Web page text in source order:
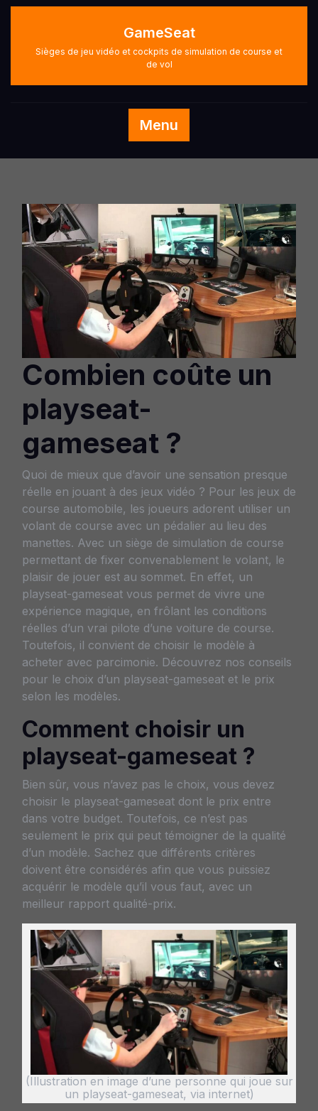
Skip
GameSeat
Sièges de jeu vidéo et cockpits de simulation de course et
de vol
Menu
Combien coûte un
playseat-
gameseat ?
Quoi de mieux que d’avoir une sensation presque
réelle en jouant à des jeux vidéo ? Pour les jeux de
course automobile, les joueurs adorent utiliser un
volant de course avec un pédalier au lieu des
manettes. Avec un siège de simulation de course
permettant de fixer convenablement le volant, le
plaisir de jouer est au sommet. En effet, un
playseat-gameseat vous permet de vivre une
expérience magique, en frôlant les conditions
réelles d’un vrai pilote d’une voiture de course.
Toutefois, il convient de choisir le modèle à
acheter avec parcimonie. Découvrez nos conseils
pour le choix d’un playseat-gameseat et le prix
selon les modèles.
Comment choisir un
playseat-gameseat ?
Bien sûr, vous n’avez pas le choix, vous devez
choisir le playseat-gameseat dont le prix entre
dans votre budget. Toutefois, ce n’est pas
seulement le prix qui peut témoigner de la qualité
d’un modèle. Sachez que différents critères
doivent être considérés afin que vous puissiez
acquérir le modèle qu’il vous faut, avec un
meilleur rapport qualité-prix.
(Illustration en image d’une personne qui joue sur
un playseat-gameseat, via internet)